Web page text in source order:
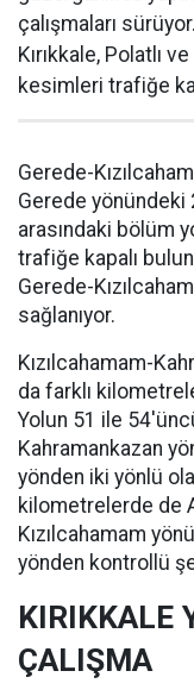
çalışmaları
Kırıkkale, Polatlı
kesimleri trafiğe
Gerede-
Gerede
arasındaki bölüm
trafiğe kapalı
Gerede-
sağlanıyor.
Kızılcahamam-
da farklı
Yolun 51 ile
Kahramankazan
yönden iki yönlü
kilometrelerde de
Kızılcahamam
yönden kontrollü
KIRIKKALE
ÇALIŞMA